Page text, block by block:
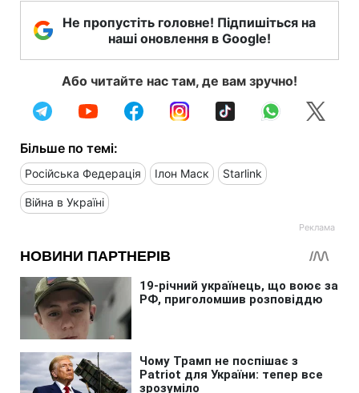
Не пропустіть головне! Підпишіться на
наші оновлення в Google!
Або читайте нас там, де вам зручно!
Більше по темі:
Російська Федерація Ілон Маск Starlink
Війна в Україні